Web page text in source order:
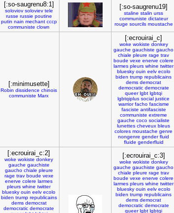
[:so-saugrenu8:1]
soloviov soloviev tele
russe russie poutine
putin nain mechant cccp
communiste clown
[:so-saugrenu19]
staline stalin urss
communiste dictateur
rouge sourcils moustache
[:minimusette]
Robin dissidence chinois
communiste Marx
[:ecrouirai_c]
woke wokiste donkey
gauche gauchiste gaucho
chiale pleure rage trav
boude vexe enerve colere
larmes pleurs whine twitter
bluesky ouin eelv ecolo
biden trump republicains
dems democrat
democratic democrate
queer lgbt lgbtqi
lgbtqiplus social justice
warrior facho fascisme
fasciste antifasciste
communiste extreme
gauche coco socialiste
lunettes cheveux bleus
colores moustache genre
nongenre gender fluid
fluide genderfluid
[:ecrouirai_c:2]
woke wokiste donkey
gauche gauchiste
gaucho chiale pleure
rage trav boude vexe
enerve colere larmes
pleurs whine twitter
bluesky ouin eelv ecolo
biden trump republicains
dems democrat
democratic democrate
[:ecrouirai_c:3]
woke wokiste donkey
gauche gauchiste gaucho
chiale pleure rage trav
boude vexe enerve colere
larmes pleurs whine twitter
bluesky ouin eelv ecolo
biden trump republicains
dems democrat
democratic democrate
queer lgbt lgbtqi